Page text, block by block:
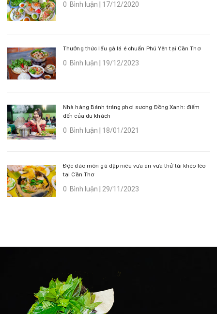
0 Bình luận 17/12/2020
Thưởng thức lẩu gà lá é chuẩn Phú Yên tại Cần Thơ
0 Bình luận 19/12/2023
Nhà hàng Bánh tráng phơi sương Đồng Xanh: điểm
đến của du khách
0 Bình luận 18/01/2021
Độc đáo món gà đập niêu vừa ăn vừa thử tài khéo léo
tại Cần Thơ
0 Bình luận 29/11/2023